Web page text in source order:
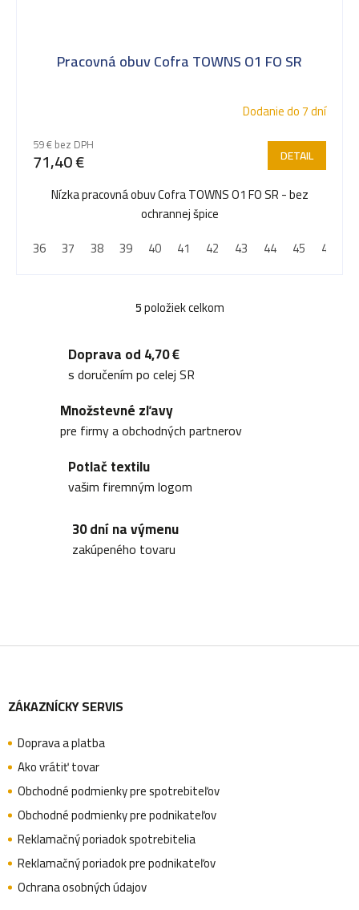
Pracovná obuv Cofra TOWNS O1 FO SR
Dodanie do 7 dní
59 € bez DPH
71,40 € DETAIL
Nízka pracovná obuv Cofra TOWNS O1 FO SR - bez
ochrannej špice
36
37 38 39 40 41 42 43 44 45 46
O
v
l
d
c
e
s
u
5položiek celkom
Doprava od 4,70 €
s doručením po celej SR
Množstevné zľavy
pre firmy a obchodných partnerov
Potlač textilu
vašim firemným logom
30 dní na výmenu
zakúpeného tovaru
á
p
ä
t
ZÁKAZNÍCKY SERVIS
Doprava a platba
Ako vrátiť tovar
Obchodné podmienky pre spotrebiteľov
Obchodné podmienky pre podnikateľov
Reklamačný poriadok spotrebitelia
Reklamačný poriadok pre podnikateľov
Ochrana osobných údajov